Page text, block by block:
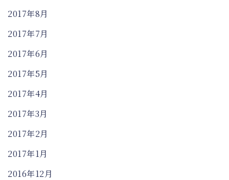
2017年8月
2017年7月
2017年6月
2017年5月
2017年4月
2017年3月
2017年2月
2017年1月
2016年12月